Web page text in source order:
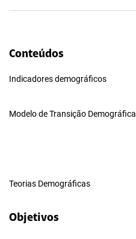
Conteúdos
Indicadores demográficos
Modelo de Transição Demográfica
Teorias Demográficas
Objetivos